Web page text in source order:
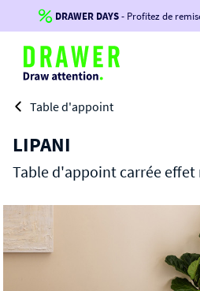
Jusqu'à-100€*sur votre
-voir conditions en
DRAWER DAYS- Profitez de
Table d'appoint
LIPANI
Table d'appoint carrée effet